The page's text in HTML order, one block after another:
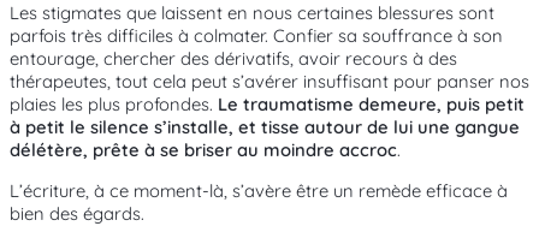
Les stigmates que laissent en nous certaines blessures sont
parfois très difficiles à colmater. Confier sa souffrance à son
entourage, chercher des dérivatifs, avoir recours à des
thérapeutes, tout cela peut s’avérer insuffisant pour panser nos
plaies les plus profondes. Le traumatisme demeure, puis petit
à petit le silence s’installe, et tisse autour de lui une gangue
délétère, prête à se briser au moindre accroc.
L’écriture, à ce moment-là, s’avère être un remède efficace à
bien des égards.